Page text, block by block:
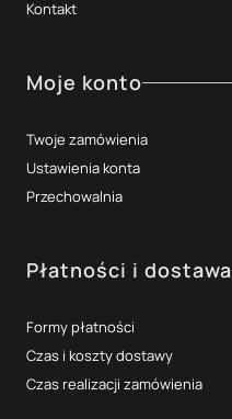
Kontakt
Moje konto
Twoje zamówienia
Ustawienia konta
Przechowalnia
Płatności i dostawa
Formy płatności
Czas i koszty dostawy
Czas realizacji zamówienia